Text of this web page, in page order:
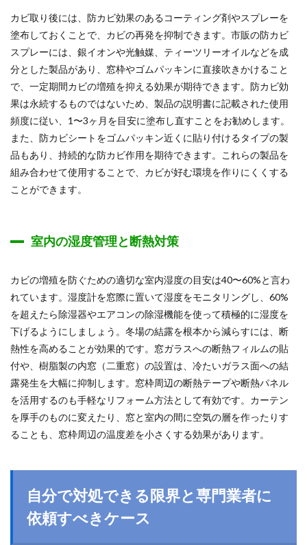
カビ取り後には、防カビ効果のあるコーティング剤やスプレーを
塗布しておくことで、カビの再発を抑制できます。市販の防カビ
スプレーには、銀イオンや光触媒、ティーツリーオイルなどを成
分とした製品があり、窓枠やゴムパッキンに直接吹きかけること
で、一定期間カビの増殖を抑える効果が期待できます。防カビ効
果は永続するものではないため、製品の説明書に記載された使用
頻度に従い、1〜3ヶ月を目安に塗布し直すことをお勧めします。
また、防カビシートをゴムパッキン近くに貼り付けるタイプの製
品もあり、持続的な防カビ作用を期待できます。これらの製品を
組み合わせて使用することで、カビが好む環境を作りにくくする
ことができます。
室内の湿度管理と断熱対策
カビの増殖を防ぐための適切な室内湿度の目安は40〜60%と言わ
れています。湿度計を窓際に置いて湿度をモニタリングし、60%
を超えたら除湿器やエアコンの除湿機能を使って積極的に湿度を
下げるようにしましょう。冬場の結露を根本から減らすには、断
熱性を高めることが効果的です。窓ガラスへの断熱フィルムの貼
付や、樹脂製の内窓（二重窓）の設置は、冷たいガラス面への結
露発生を大幅に抑制します。窓枠周辺の断熱テープや断熱パネル
を活用するのも手軽なリフォーム方法として有効です。カーテン
を厚手のものに変えたり、窓と室内の間に空気の層を作ったりす
ることも、窓枠周辺の温度差を小さくする効果があります。
自分で対処できる限界と専門業者に
依頼すべきケース